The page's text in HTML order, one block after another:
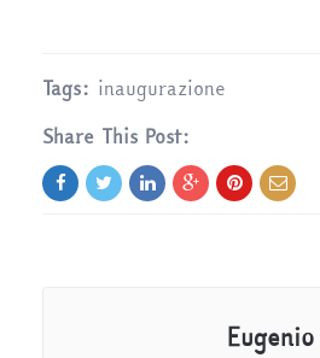
Tags: inaugurazione
Share This Post:
Eugenio